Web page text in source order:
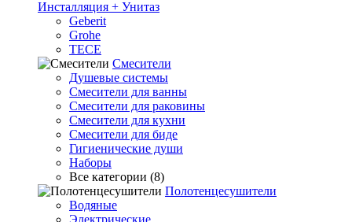
Инсталляция + Унитаз
Geberit
Grohe
TECE
Смесители
Душевые системы
Смесители для ванны
Смесители для раковины
Смесители для кухни
Смесители для биде
Гигиенические души
Наборы
Все категории (8)
Полотенцесушители
Водяные
Электрические